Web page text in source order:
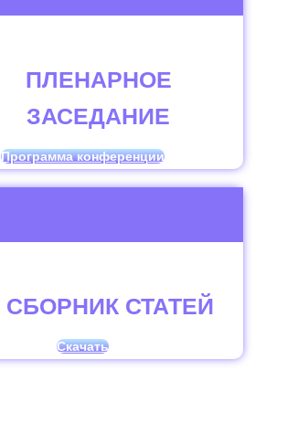
ПЛЕНАРНОЕ
ЗАСЕДАНИЕ
Программа конференции
СБОРНИК СТАТЕЙ
Скачать